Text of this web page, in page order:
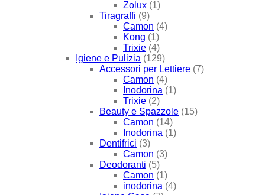
Zolux (1)
Tiragraffi (9)
Camon (4)
Kong (1)
Trixie (4)
Igiene e Pulizia (129)
Accessori per Lettiere (7)
Camon (4)
Inodorina (1)
Trixie (2)
Beauty e Spazzole (15)
Camon (14)
Inodorina (1)
Dentifrici (3)
Camon (3)
Deodoranti (5)
Camon (1)
inodorina (4)